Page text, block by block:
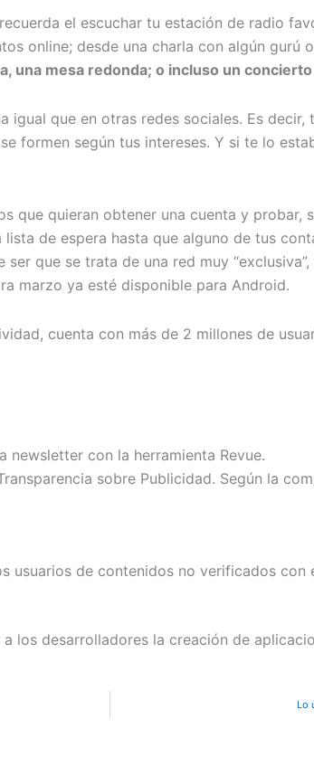
el escuchar tu estación de radio
online; desde una charla con algún
una mesa redonda; o incluso un
que en otras redes sociales. Es
formen según tus intereses. Y si te lo
que quieran obtener una cuenta y probar,
de espera hasta que alguno de tus
que se trata de una red muy
marzo ya esté disponible para Android.
cuenta con más de 2 millones de
newsletter con la herramienta Revue.
sobre Publicidad. Según la
usuarios de contenidos no verificados
los desarrolladores la creación de
Lo